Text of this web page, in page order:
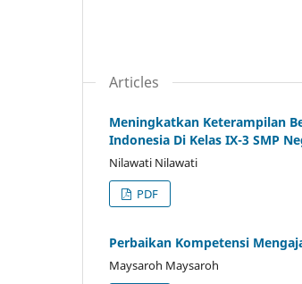
Articles
Meningkatkan Keterampilan
Indonesia Di Kelas IX-3 SMP
Nilawati Nilawati
PDF
Perbaikan Kompetensi
Maysaroh Maysaroh